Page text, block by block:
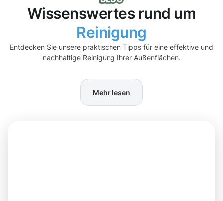
Wissenswertes rund um
Reinigung
Entdecken Sie unsere praktischen Tipps für eine effektive und
nachhaltige Reinigung Ihrer Außenflächen.
Mehr lesen